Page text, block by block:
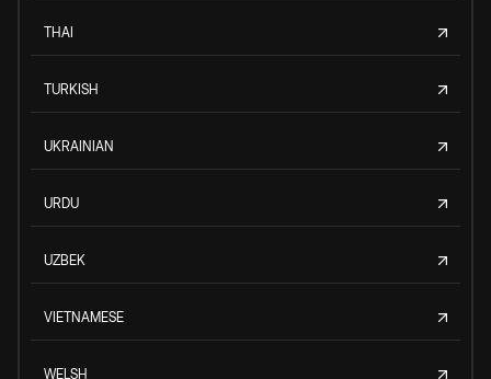
THAI
TURKISH
UKRAINIAN
URDU
UZBEK
VIETNAMESE
WELSH